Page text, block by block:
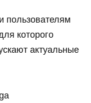
пользователям
которого
актуальные